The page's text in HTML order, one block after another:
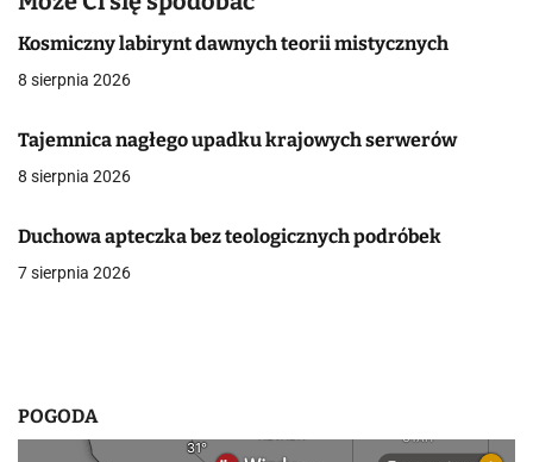
a
c
j
a
p
Kosmiczny labirynt dawnych teorii mistycznych
8 sierpnia 2026
Tajemnica nagłego upadku krajowych serwerów
8 sierpnia 2026
Duchowa apteczka bez teologicznych podróbek
7 sierpnia 2026
POGODA